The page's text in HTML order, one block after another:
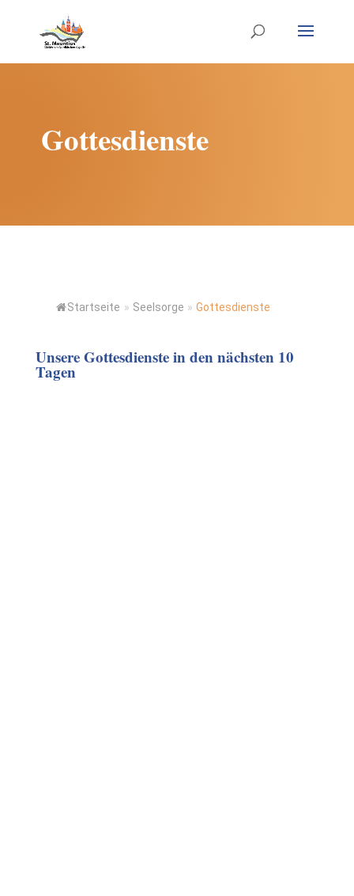
Gottesdienste
Startseite » Seelsorge » Gottesdienste
Unsere Gottesdienste in den nächsten 10
Tagen